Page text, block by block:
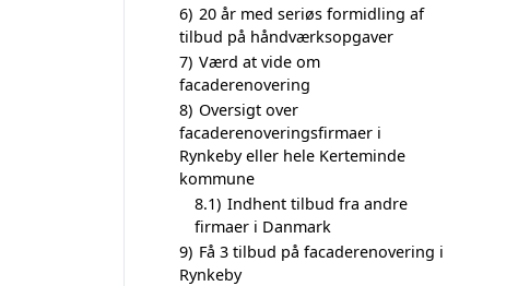
6) 20 år med seriøs formidling af
tilbud på håndværksopgaver
7) Værd at vide om
facaderenovering
8) Oversigt over
facaderenoveringsfirmaer i
Rynkeby eller hele Kerteminde
kommune
8.1) Indhent tilbud fra andre
firmaer i Danmark
9) Få 3 tilbud på facaderenovering i
Rynkeby